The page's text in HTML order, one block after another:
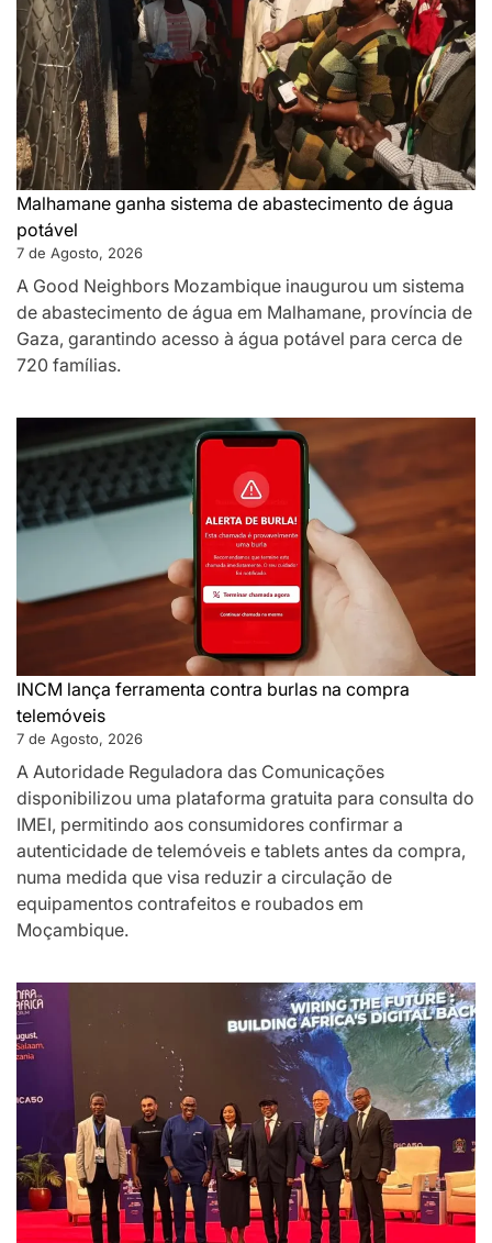
Malhamane ganha sistema de abastecimento de água
potável
7 de Agosto, 2026
A Good Neighbors Mozambique inaugurou um sistema
de abastecimento de água em Malhamane, província de
Gaza, garantindo acesso à água potável para cerca de
720 famílias.
INCM lança ferramenta contra burlas na compra
telemóveis
7 de Agosto, 2026
A Autoridade Reguladora das Comunicações
disponibilizou uma plataforma gratuita para consulta do
IMEI, permitindo aos consumidores confirmar a
autenticidade de telemóveis e tablets antes da compra,
numa medida que visa reduzir a circulação de
equipamentos contrafeitos e roubados em
Moçambique.